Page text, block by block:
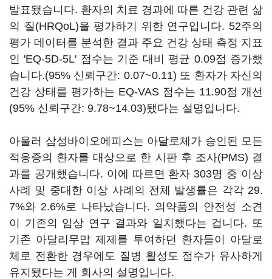
발표됐습니다. 환자의 치료 경과에 따른 건강 관련 삶
의 질(HRQoL)을 평가하기 위한 연구입니다. 52주의
평가 데이터를 분석한 결과 주요 건강 상태 측정 지표
인 'EQ-5D-5L' 점수는 기준 대비 평균 0.09점 증가했
습니다.(95% 신뢰구간: 0.07~0.11) 또 환자가 자신의
건강 상태를 평가하는 EQ-VAS 점수는 11.90점 개선
(95% 신뢰구간: 9.78~14.03)됐다는 설명입니다.
아울러 삼성바이오에피스는 아달로체가 승인된 모든
적응증의 환자를 대상으로 한 시판 후 조사(PMS) 결
과를 공개했습니다. 이에 따르면 환자 303명 중 이상
사례 및 중대한 이상 사례의 전체 발생률은 각각 29.
7%와 2.6%로 나타났습니다. 의약품의 안전성 소견
이 기존의 임상 연구 결과와 일치했다는 겁니다. 또
기존 아달리무맙 제제를 투여하던 환자들이 아달로
체로 전환한 경우에도 질병 활성도 점수가 유사하게
유지됐다는 게 회사의 설명입니다.